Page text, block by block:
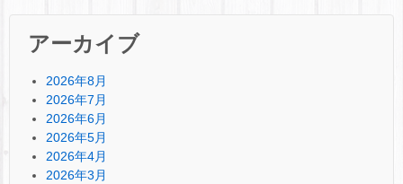
アーカイブ
2026年8月
2026年7月
2026年6月
2026年5月
2026年4月
2026年3月